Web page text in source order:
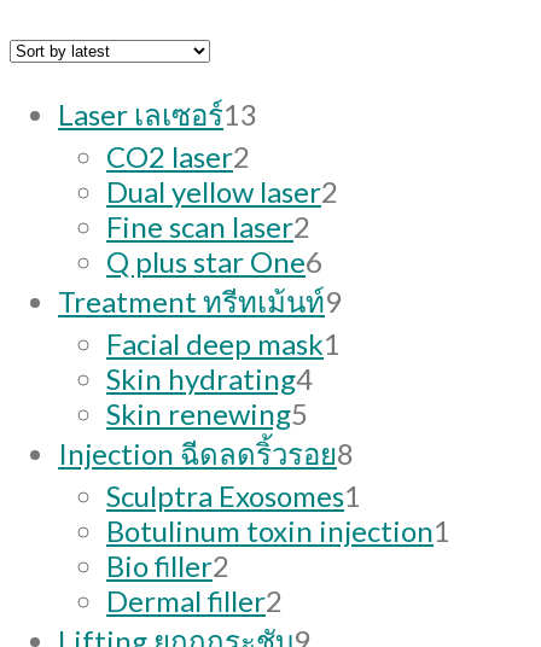
Laser เลเซอร์13
CO2 laser2
products
Dual yellow laser2
Fine scan laser2
products
Q plus star One6
products
Treatment ทรีทเม้นท์99
Facial deep mask1
Skin hydrating44
Skin renewing5
products
Injection ฉีดลดริ้วรอย8
products
Sculptra Exosomes1
product
Botulinum toxin injection1
Bio filler2
products
Dermal filler2
products
9